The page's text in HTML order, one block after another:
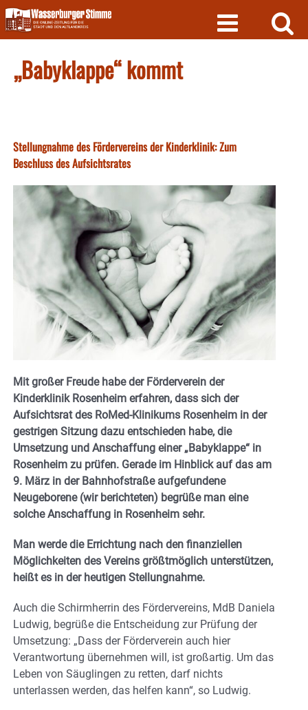
Skip
to
content
„Babyklappe“ kommt
Stellungnahme des Fördervereins der Kinderklinik: Zum
Beschluss des Aufsichtsrates
Mit großer Freude habe der Förderverein der
Kinderklinik Rosenheim erfahren, dass sich der
Aufsichtsrat des RoMed-Klinikums Rosenheim in der
gestrigen Sitzung dazu entschieden habe, die
Umsetzung und Anschaffung einer „Babyklappe“ in
Rosenheim zu prüfen. Gerade im Hinblick auf das am
9. März in der Bahnhofstraße aufgefundene
Neugeborene (wir berichteten) begrüße man eine
solche Anschaffung in Rosenheim sehr.
Man werde die Errichtung nach den finanziellen
Möglichkeiten des Vereins größtmöglich unterstützen,
heißt es in der heutigen Stellungnahme.
Auch die Schirmherrin des Fördervereins, MdB Daniela
Ludwig, begrüße die Entscheidung zur Prüfung der
Umsetzung: „Dass der Förderverein auch hier
Verantwortung übernehmen will, ist großartig. Um das
Leben von Säuglingen zu retten, darf nichts
unterlassen werden, das helfen kann“, so Ludwig.